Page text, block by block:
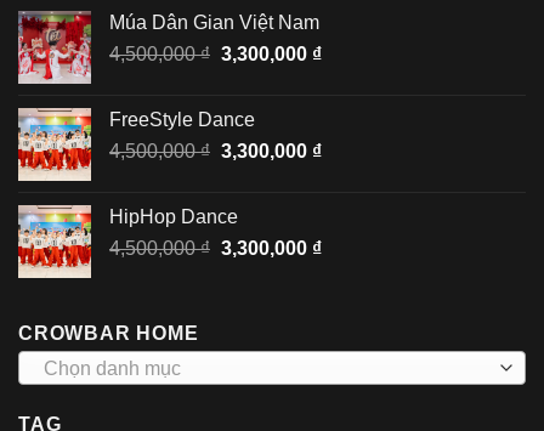
6,500,000 ₫.
4,500,000 ₫.
Múa Dân Gian Việt Nam
4,500,000₫ Giá
4,500,000 ₫.
3,300,000 ₫Giá
3,300,000 ₫.
FreeStyle Dance
4,500,000₫ Giá
4,500,000 ₫.
3,300,000 ₫Giá
3,300,000 ₫.
HipHop Dance
4,500,000₫ Giá
3,300,000 ₫Giá
3,300,000 ₫.
CROWBAR HOME
Chọn danh mục
TAG